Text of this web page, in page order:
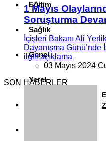
Eğitim
Sağlık
Genel
Yerel
1 Mayıs
Soruşturma
İçişleri Bakanı Ali
Dayanışma
ilgili açıklama
03 Mayıs 2024
SON HABERLER